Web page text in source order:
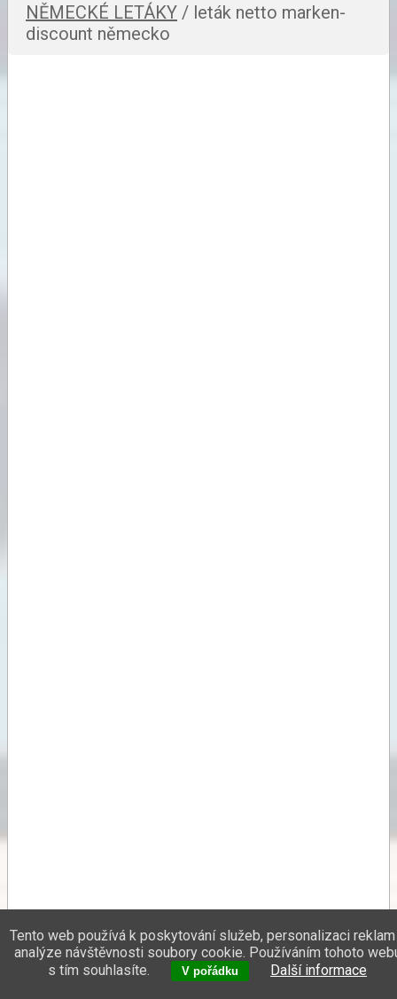
NĚMECKÉ LETÁKY / leták netto marken-
discount německo
Tento web používá k poskytování služeb, personalizaci reklam
analýze návštěvnosti soubory cookie. Používáním tohoto
s tím souhlasíte.
V pořádku Další informace